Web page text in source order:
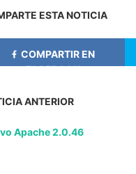
ESTA NOTICIA
COMPARTIR EN
FACEBOOK
ANTERIOR
Apache 2.0.46